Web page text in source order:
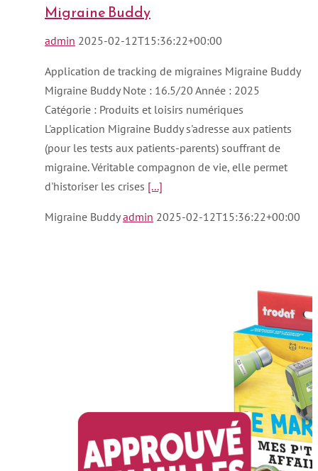
Migraine Buddy
admin 2025-02-12T15:36:22+00:00
Application de tracking de migraines Migraine Buddy
Migraine Buddy Note : 16.5/20 Année : 2025
Catégorie : Produits et loisirs numériques
L'application Migraine Buddy s'adresse aux patients
(pour les tests aux patients-parents) souffrant de
migraine. Véritable compagnon de vie, elle permet
d'historiser les crises [...]
Migraine Buddyadmin 2025-02-12T15:36:22+00:00